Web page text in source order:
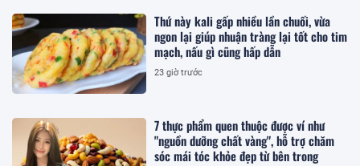
Thứ này kali gấp nhiều lần chuối, vừa
ngon lại giúp nhuận tràng lại tốt cho tim
mạch, nấu gì cũng hấp dẫn
23 giờ trước
7 thực phẩm quen thuộc được ví như
"nguồn dưỡng chất vàng", hỗ trợ chăm
sóc mái tóc khỏe đẹp từ bên trong